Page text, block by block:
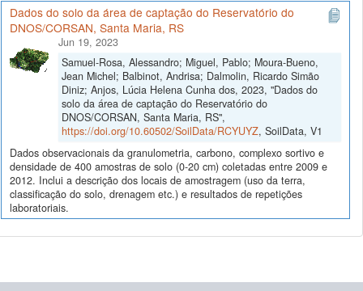
Dados do solo da área de captação do Reservatório do
DNOS/CORSAN, Santa Maria, RS
Jun 19, 2023
Samuel-Rosa, Alessandro; Miguel, Pablo; Moura-Bueno,
Jean Michel; Balbinot, Andrisa; Dalmolin, Ricardo Simão
Diniz; Anjos, Lúcia Helena Cunha dos, 2023, "Dados do
solo da área de captação do Reservatório do
DNOS/CORSAN, Santa Maria, RS",
https://doi.org/10.60502/SoilData/RCYUYZ, SoilData, V1
Dados observacionais da granulometria, carbono, complexo sortivo e
densidade de 400 amostras de solo (0-20 cm) coletadas entre 2009 e
2012. Inclui a descrição dos locais de amostragem (uso da terra,
classificação do solo, drenagem etc.) e resultados de repetições
laboratoriais.